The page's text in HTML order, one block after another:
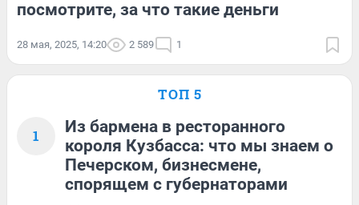
посмотрите, за что такие деньги
28 мая, 2025, 14:20 2 589 1
ТОП 5
1
Из бармена в ресторанного
короля Кузбасса: что мы знаем о
Печерском, бизнесмене,
спорящем с губернаторами